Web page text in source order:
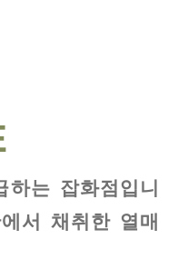
는 잡화점입니
서 채취한 열매